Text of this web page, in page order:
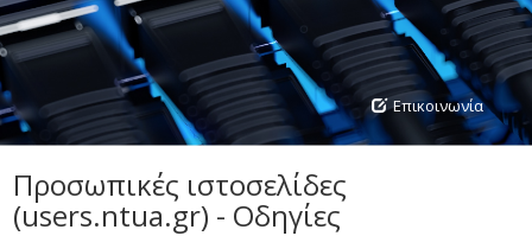
Επικοινωνία
Προσωπικές ιστοσελίδες
(users.ntua.gr) - Οδηγίες